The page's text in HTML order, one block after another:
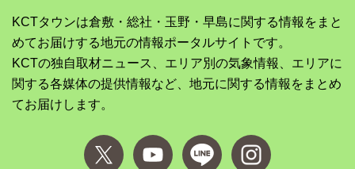
KCTタウンは倉敷・総社・玉野・早島に関する情報をまと
めてお届けする地元の情報ポータルサイトです。
KCTの独自取材ニュース、エリア別の気象情報、エリアに
関する各媒体の提供情報など、地元に関する情報をまとめ
てお届けします。